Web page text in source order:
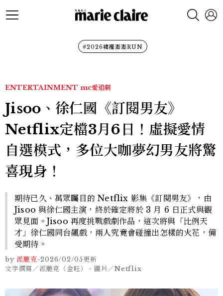
#2026裙襬澎澎RUN
ENTERTAINMENT mc愛追劇
Jisoo、徐仁國《訂閱男友》
Netflix定檔3月6日！虛擬愛情
自選模式，多位大咖夢幻男友將驚
喜現身！
期待已久、萬眾矚目的 Netflix 影集《訂閱男友》，由
Jisoo 與徐仁國主演，終於確定將於 3 月 6 日正式與觀
眾見面。Jisoo 再度挑戰戲劇作品，這次將與「比例天
才」徐仁國同台飆戲，兩人究竟會碰撞出怎樣的火花，備
受期待。
by 派脆克-2026/02/05更新
文字撰寫／派脆克（金旺）、圖片／Netflix